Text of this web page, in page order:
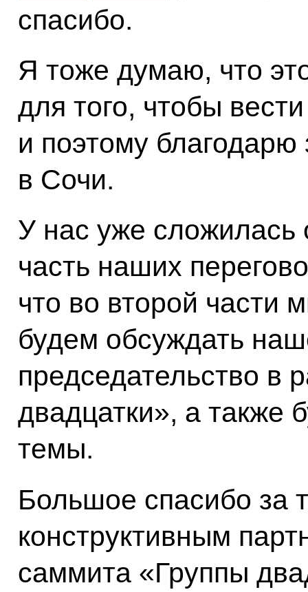
спасибо.
Я тоже думаю, что
для того, чтобы
и поэтому
в Сочи.
У нас уже сложилась
часть наших
что во второй части
будем обсуждать
председательство в
двадцатки», а также
темы.
Большое спасибо за
конструктивным
саммита «Группы